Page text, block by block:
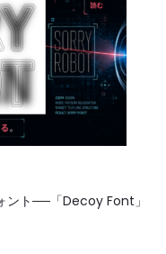
ント──「Decoy Font」